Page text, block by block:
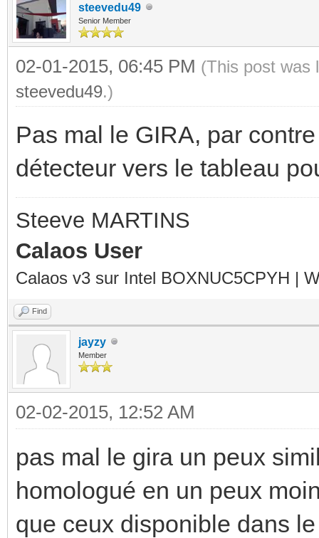
steevedu49
Senior Member
02-01-2015, 06:45 PM (This post was
steevedu49.)
Pas mal le GIRA, par
détecteur vers le tableau
Steeve MARTINS
Calaos User
Calaos v3 sur Intel BOXNUC5CPYH |
Find
jayzy
Member
02-02-2015, 12:52 AM
pas mal le gira un peux
homologué en un peux
que ceux disponible dans